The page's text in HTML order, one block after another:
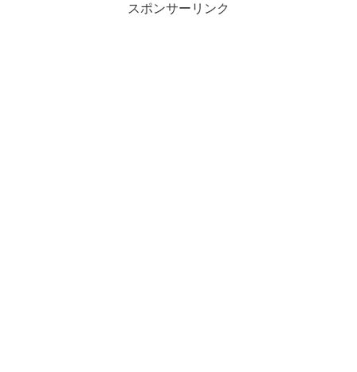
スポンサーリンク